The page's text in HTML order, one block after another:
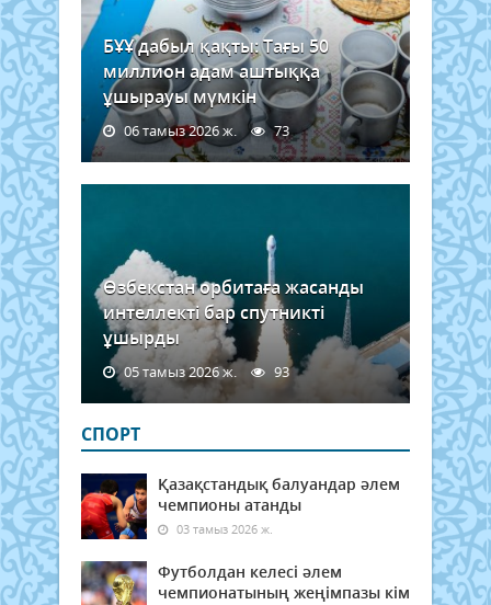
БҰҰ дабыл қақты: Тағы 50
миллион адам аштыққа
ұшырауы мүмкін
06 тамыз 2026 ж. 73
Өзбекстан орбитаға жасанды
интеллекті бар спутникті
ұшырды
05 тамыз 2026 ж. 93
СПОРТ
Қазақстандық балуандар әлем
чемпионы атанды
03 тамыз 2026 ж.
Футболдан келесі әлем
чемпионатының жеңімпазы кім